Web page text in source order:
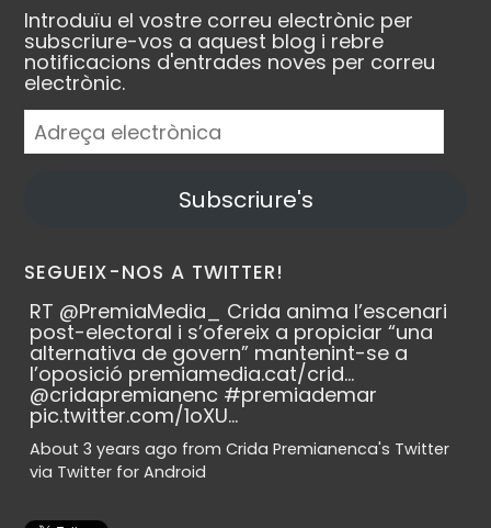
Introduïu el vostre correu electrònic per
subscriure-vos a aquest blog i rebre
notificacions d'entrades noves per correu
electrònic.
Adreça
electrònica
Subscriure's
SEGUEIX-NOS A TWITTER!
RT @PremiaMedia_ Crida anima l’escenari
post-electoral i s’ofereix a propiciar “una
alternativa de govern” mantenint-se a
l’oposició premiamedia.cat/crid…
@cridapremianenc #premiademar
pic.twitter.com/1oXU…
About 3 years agofrom Crida Premianenca's Twitter
via Twitter for Android